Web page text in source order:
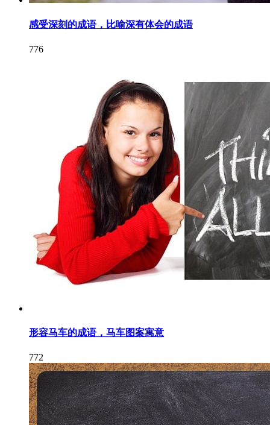
感受深刻的成语，比喻深有体会的成语
776
形容马车的成语，马车图案寓意
772